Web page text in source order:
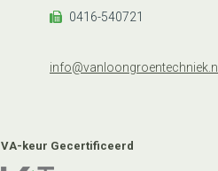
0416-540721
info@vanloongroentechniek.nl
VA-keur Gecertificeerd